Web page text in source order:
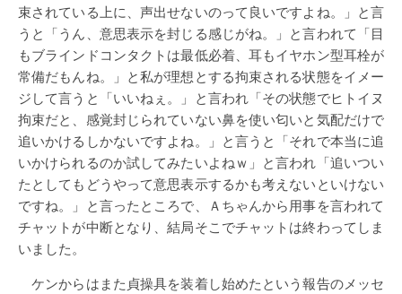
束されている上に、声出せないのって良いですよね。」と言
うと「うん、意思表示を封じる感じがね。」と言われて「目
もブラインドコンタクトは最低必着、耳もイヤホン型耳栓が
常備だもんね。」と私が理想とする拘束される状態をイメー
ジして言うと「いいねぇ。」と言われ「その状態でヒトイヌ
拘束だと、感覚封じられていない鼻を使い匂いと気配だけで
追いかけるしかないですよね。」と言うと「それで本当に追
いかけられるのか試してみたいよねｗ」と言われ「追いつい
たとしてもどうやって意思表示するかも考えないといけない
ですね。」と言ったところで、Ａちゃんから用事を言われて
チャットが中断となり、結局そこでチャットは終わってしま
いました。
ケンからはまた貞操具を装着し始めたという報告のメッセ